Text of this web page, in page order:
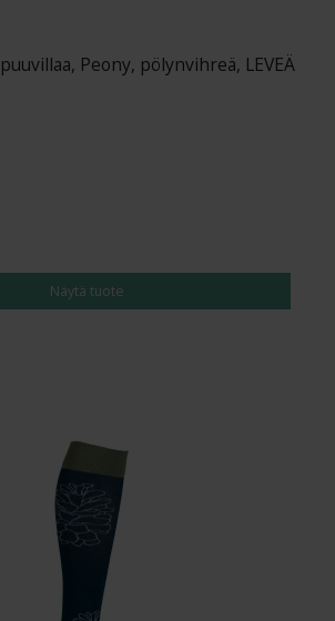
Peony, pölynvihreä, LEVEÄ
Näytä tuote